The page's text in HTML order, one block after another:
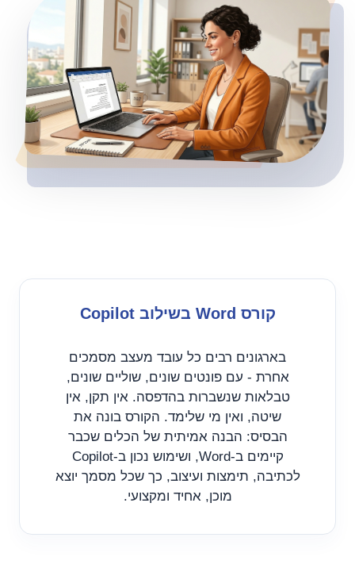
קורס Word בשילוב Copilot
בארגונים רבים כל עובד מעצב מסמכים
אחרת - עם פונטים שונים, שוליים שונים,
טבלאות שנשברות בהדפסה. אין תקן, אין
שיטה, ואין מי שלימד. הקורס בונה את
הבסיס: הבנה אמיתית של הכלים שכבר
קיימים ב-Word, ושימוש נכון ב-Copilot
לכתיבה, תימצות ועיצוב, כך שכל מסמך יוצא
מוכן, אחיד ומקצועי.